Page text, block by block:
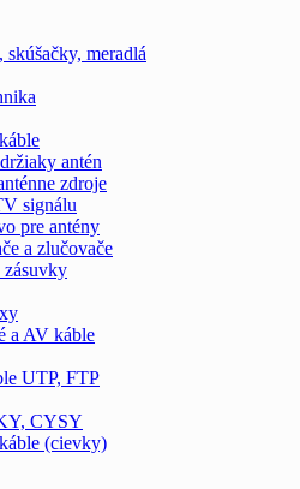
meradlá
antén
zdroje
signálu
pre antény
a zlučovače
zásuvky
a AV káble
UTP, FTP
CYSY
(cievky)